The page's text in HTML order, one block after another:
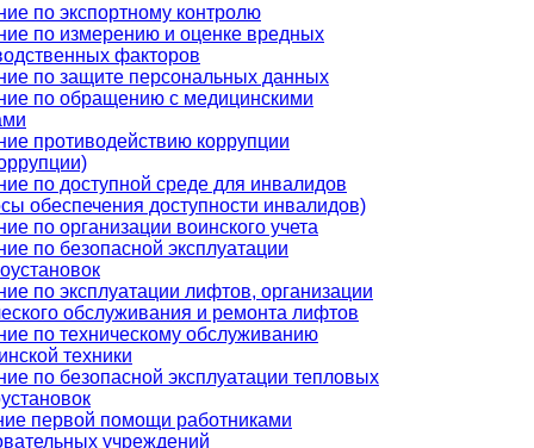
по экспортному контролю
по измерению и оценке вредных
факторов
по защите персональных данных
по обращению с медицинскими
противодействию коррупции
по доступной среде для инвалидов
обеспечения доступности инвалидов)
по организации воинского учета
по безопасной эксплуатации
по эксплуатации лифтов, организации
обслуживания и ремонта лифтов
по техническому обслуживанию
техники
по безопасной эксплуатации тепловых
первой помощи работниками
учреждений